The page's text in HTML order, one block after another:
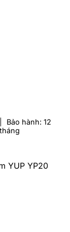
Bảo hành: 12
tháng
YUP YP20